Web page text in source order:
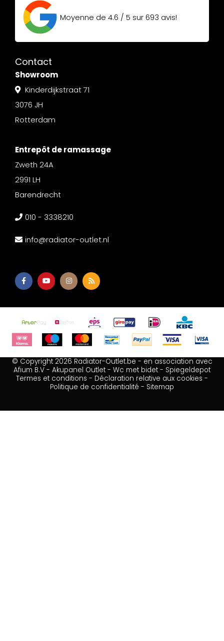
Moyenne de 4.6 / 5 sur693 avis!
Contact
Showroom
Kinderdijkstraat 71
3076 JH
Rotterdam
Entrepôt de ramassage
Zweth 24A
2991 LH
Barendrecht
010 - 3338210
info@radiator-outlet.nl
© Copyright 2026 Radiator-Outlet.be - en association avec
Afium B.V - Akupanel Outlet - Wc met bidet - Spiegeldepot
Termes et conditions - Déclaration relative aux cookies -
Politique de confidentialité - Sitemap